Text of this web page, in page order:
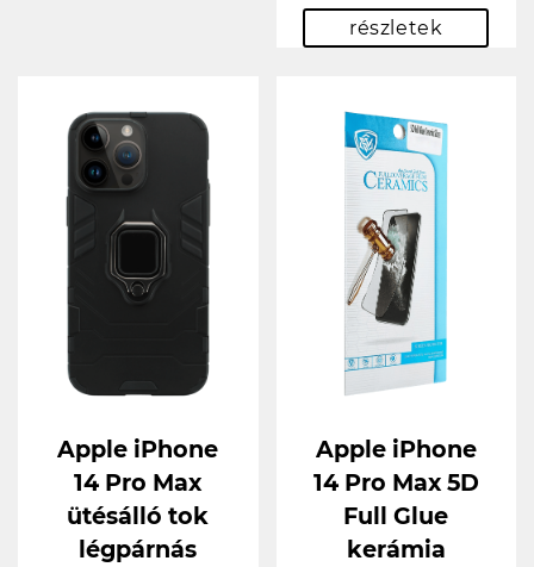
részletek
Apple iPhone
14 Pro Max
ütésálló tok
légpárnás
Apple iPhone
14 Pro Max 5D
Full Glue
kerámia